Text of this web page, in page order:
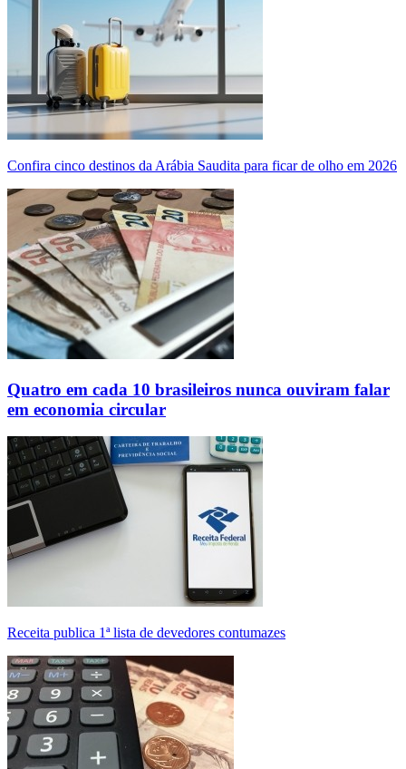
Confira cinco destinos da Arábia Saudita para ficar de olho em 2026
Quatro em cada 10 brasileiros nunca ouviram falar
em economia circular
Receita publica 1ª lista de devedores contumazes